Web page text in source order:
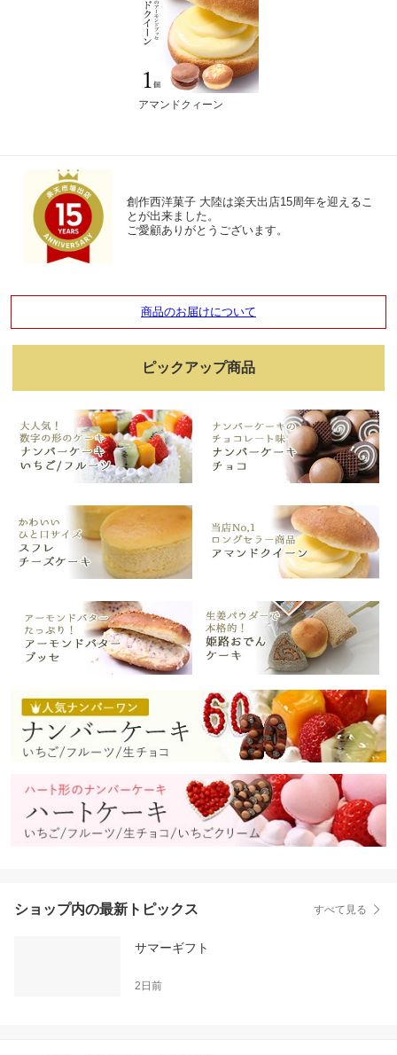
アマンドクィーン
創作西洋菓子 大陸は楽天出店15周年を迎えるこ
とが出来ました。
ご愛顧ありがとうございます。
商品のお届けについて
ピックアップ商品
ショップ内の最新トピックス すべて見る
サマーギフト
2日前